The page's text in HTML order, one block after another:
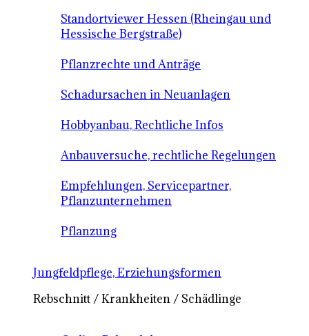
Standortviewer Hessen (Rheingau und
Hessische Bergstraße)
Pflanzrechte und Anträge
Schadursachen in Neuanlagen
Hobbyanbau, Rechtliche Infos
Anbauversuche, rechtliche Regelungen
Empfehlungen, Servicepartner,
Pflanzunternehmen
Pflanzung
Jungfeldpflege, Erziehungsformen
Rebschnitt / Krankheiten / Schädlinge